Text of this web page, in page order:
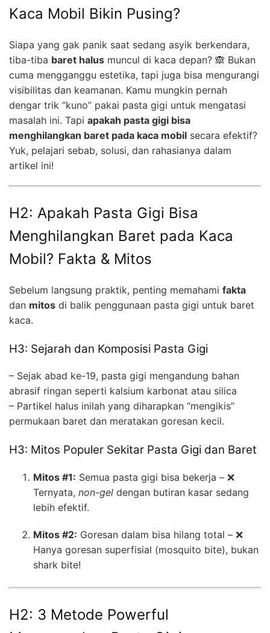
Kaca Mobil Bikin Pusing?
Siapa yang gak panik saat sedang asyik berkendara,
tiba-tiba baret halus muncul di kaca depan? 🙈 Bukan
cuma mengganggu estetika, tapi juga bisa mengurangi
visibilitas dan keamanan. Kamu mungkin pernah
dengar trik “kuno” pakai pasta gigi untuk mengatasi
masalah ini. Tapi apakah pasta gigi bisa
menghilangkan baret pada kaca mobil secara efektif?
Yuk, pelajari sebab, solusi, dan rahasianya dalam
artikel ini!
H2: Apakah Pasta Gigi Bisa
Menghilangkan Baret pada Kaca
Mobil? Fakta & Mitos
Sebelum langsung praktik, penting memahami fakta
dan mitos di balik penggunaan pasta gigi untuk baret
kaca.
H3: Sejarah dan Komposisi Pasta Gigi
– Sejak abad ke-19, pasta gigi mengandung bahan
abrasif ringan seperti kalsium karbonat atau silica
– Partikel halus inilah yang diharapkan “mengikis”
permukaan baret dan meratakan goresan kecil.
H3: Mitos Populer Sekitar Pasta Gigi dan Baret
Mitos #1: Semua pasta gigi bisa bekerja – ❌
Ternyata, non-gel dengan butiran kasar sedang
lebih efektif.
Mitos #2: Goresan dalam bisa hilang total – ❌
Hanya goresan superfisial (mosquito bite), bukan
shark bite!
H2: 3 Metode Powerful